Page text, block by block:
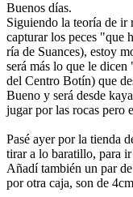
Buenos días.
Siguiendo la teoría de ir
capturar los peces "que
ría de Suances), estoy
será más lo que le
del Centro Botín) que
Bueno y será desde
jugar por las rocas pero
Pasé ayer por la tienda
tirar a lo baratillo, para
Añadí también un par
por otra caja, son de